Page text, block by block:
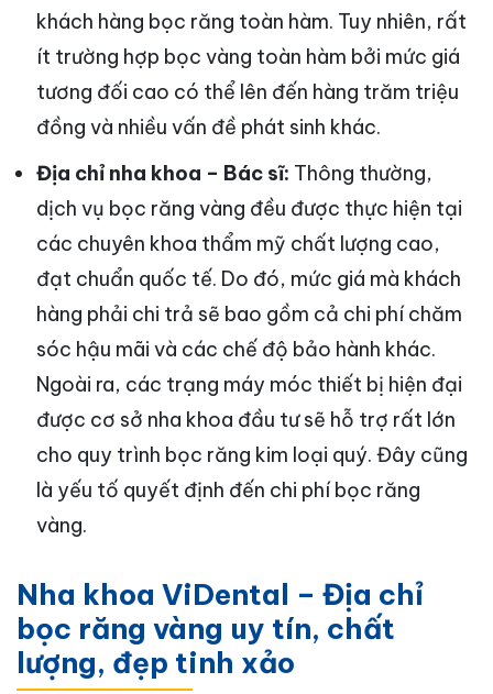
khách hàng bọc răng toàn hàm. Tuy nhiên, rất
ít trường hợp bọc vàng toàn hàm bởi mức giá
tương đối cao có thể lên đến hàng trăm triệu
đồng và nhiều vấn đề phát sinh khác.
Địa chỉ nha khoa – Bác sĩ: Thông thường,
dịch vụ bọc răng vàng đều được thực hiện tại
các chuyên khoa thẩm mỹ chất lượng cao,
đạt chuẩn quốc tế. Do đó, mức giá mà khách
hàng phải chi trả sẽ bao gồm cả chi phí chăm
sóc hậu mãi và các chế độ bảo hành khác.
Ngoài ra, các trạng máy móc thiết bị hiện đại
được cơ sở nha khoa đầu tư sẽ hỗ trợ rất lớn
cho quy trình bọc răng kim loại quý. Đây cũng
là yếu tố quyết định đến chi phí bọc răng
vàng.
Nha khoa ViDental – Địa chỉ
bọc răng vàng uy tín, chất
lượng, đẹp tinh xảo